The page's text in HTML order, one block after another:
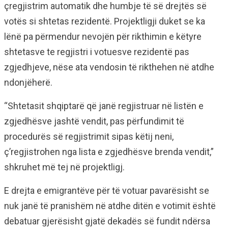
çregjistrim automatik dhe humbje të së drejtës së
votës si shtetas rezidentë. Projektligji duket se ka
lënë pa përmendur nevojën për rikthimin e këtyre
shtetasve te regjistri i votuesve rezidentë pas
zgjedhjeve, nëse ata vendosin të rikthehen në atdhe
ndonjëherë.
“Shtetasit shqiptarë që janë regjistruar në listën e
zgjedhësve jashtë vendit, pas përfundimit të
procedurës së regjistrimit sipas këtij neni,
ç’regjistrohen nga lista e zgjedhësve brenda vendit,”
shkruhet më tej në projektligj.
E drejta e emigrantëve për të votuar pavarësisht se
nuk janë të pranishëm në atdhe ditën e votimit është
debatuar gjerësisht gjatë dekadës së fundit ndërsa